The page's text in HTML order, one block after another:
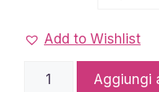
Add to Wishlist
Aggiungi